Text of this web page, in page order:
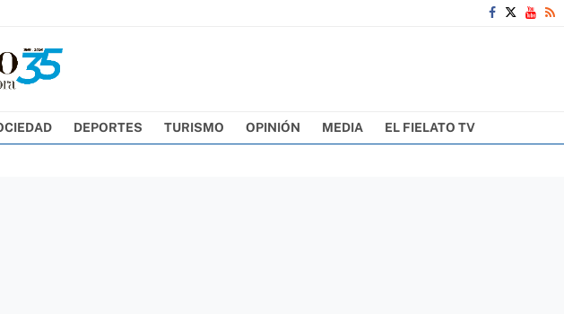
DEPORTES TURISMO OPINIÓN MEDIA EL FIELATO TV